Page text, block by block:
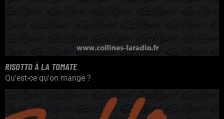
RISOTTO À LA TOMATE
Qu'est-ce qu'on mange ?